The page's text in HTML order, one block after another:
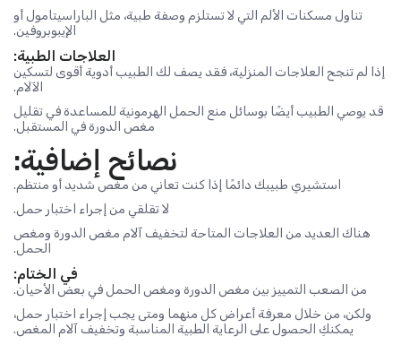
تناول مسكنات الألم التي لا تستلزم وصفة طبية، مثل الباراسيتامول أو
الإيبوبروفين.
العلاجات الطبية:
إذا لم تنجح العلاجات المنزلية، فقد يصف لك الطبيب أدوية أقوى لتسكين
الآلام.
قد يوصي الطبيب أيضًا بوسائل منع الحمل الهرمونية للمساعدة في تقليل
مغص الدورة في المستقبل.
نصائح إضافية:
استشيري طبيبك دائمًا إذا كنت تعاني من مغص شديد أو منتظم.
لا تقلقي من إجراء اختبار حمل.
هناك العديد من العلاجات المتاحة لتخفيف آلام مغص الدورة ومغص
الحمل.
في الختام:
من الصعب التمييز بين مغص الدورة ومغص الحمل في بعض الأحيان.
ولكن، من خلال معرفة أعراض كل منهما ومتى يجب إجراء اختبار حمل،
يمكنكِ الحصول على الرعاية الطبية المناسبة وتخفيف آلام المغص.